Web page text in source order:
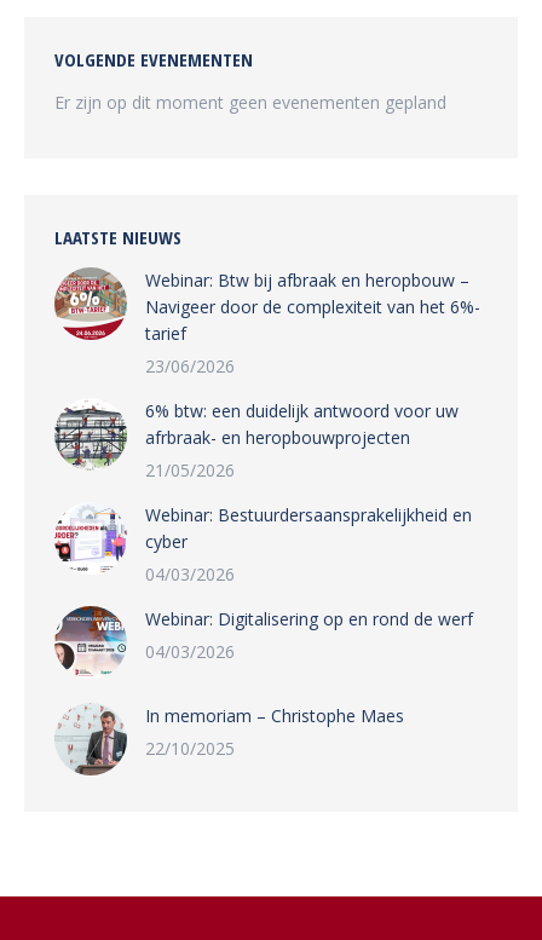
VOLGENDE EVENEMENTEN
Er zijn op dit moment geen evenementen gepland
LAATSTE NIEUWS
Webinar: Btw bij afbraak en heropbouw –
Navigeer door de complexiteit van het 6%-
tarief
23/06/2026
6% btw: een duidelijk antwoord voor uw
afrbraak- en heropbouwprojecten
21/05/2026
Webinar: Bestuurdersaansprakelijkheid en
cyber
04/03/2026
Webinar: Digitalisering op en rond de werf
04/03/2026
In memoriam – Christophe Maes
22/10/2025